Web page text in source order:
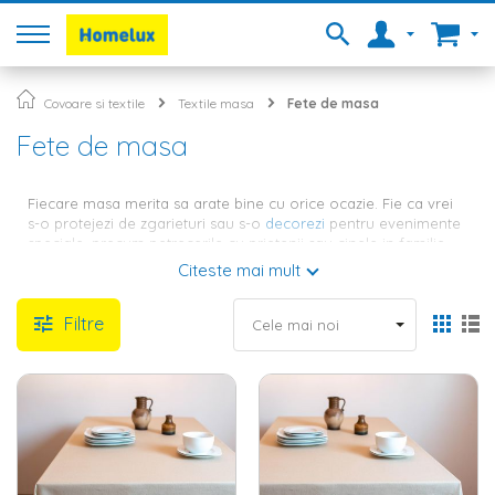
Covoare si textile Textile masa Fete de masa
Fete de masa
Fiecare masa merita sa arate bine cu orice ocazie. Fie ca vrei
s-o protejezi de zgarieturi sau s-o decorezi pentru evenimente
speciale, precum petrecerile cu prietenii sau cinele in familie,
fata de masa este un element care poate transforma o
masa nu este asa de usoara precum pare. Ea trebuie sa fie in
armonie perfecta cu restul decorului, asadar este important sa
acorzi o atentie deosebita atat texturii, cat si culorii sau
oferte, alege-o pe cea care corespunde cel mai bine stilului
Fata de masa de bumbac sau
pvc, rotunda sau patrata - cum o
Citeste mai mult
Filtre